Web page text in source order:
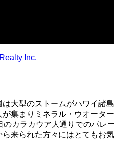
Inc.
大型のストームがハワイ諸
集まりミネラル・ウオータ
カラカウア大通りでのパレ
来られた方々にはとてもお気